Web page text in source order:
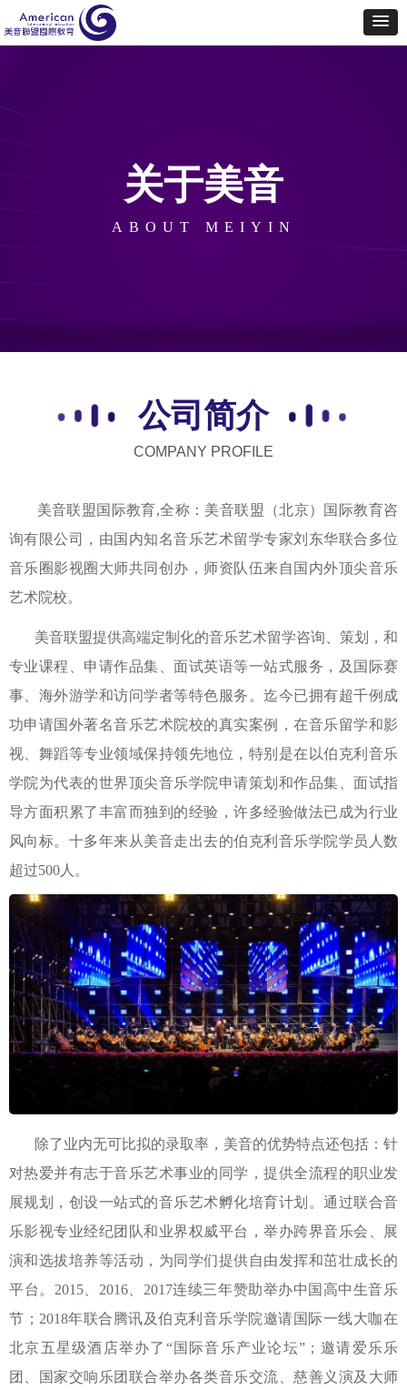
美音联盟国际教育,全称：美音联盟（北京）国际教育咨
询有限公司，由国内知名音乐艺术留学专家刘东华联合多位
音乐圈影视圈大师共同创办，师资队伍来自国内外顶尖音乐
艺术院校。
美音联盟提供高端定制化的音乐艺术留学咨询、策划，和
专业课程、申请作品集、面试英语等一站式服务，及国际赛
事、海外游学和访问学者等特色服务。迄今已拥有超千例成
功申请国外著名音乐艺术院校的真实案例，在音乐留学和影
视、舞蹈等专业领域保持领先地位，特别是在以伯克利音乐
学院为代表的世界顶尖音乐学院申请策划和作品集、面试指
导方面积累了丰富而独到的经验，许多经验做法已成为行业
风向标。十多年来从美音走出去的伯克利音乐学院学员人数
超过500人。
关于美音
ABOUT MEIYIN
公司简介
COMPANY PROFILE
除了业内无可比拟的录取率，美音的优势特点还包括：针
对热爱并有志于音乐艺术事业的同学，提供全流程的职业发
展规划，创设一站式的音乐艺术孵化培育计划。通过联合音
乐影视专业经纪团队和业界权威平台，举办跨界音乐会、展
演和选拔培养等活动，为同学们提供自由发挥和茁壮成长的
平台。2015、2016、2017连续三年赞助举办中国高中生音乐
节；2018年联合腾讯及伯克利音乐学院邀请国际一线大咖在
北京五星级酒店举办了“国际音乐产业论坛”；邀请爱乐乐
团、国家交响乐团联合举办各类音乐交流、慈善义演及大师